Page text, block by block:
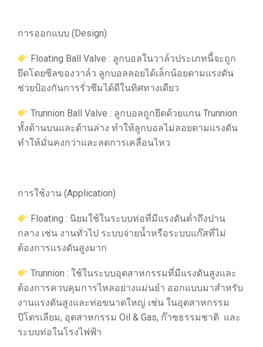
การออกแบบ (Design)
Floating Ball Valve : ลูกบอลในวาล์วประเภทนี้จะถูก
ยึดโดยซีลของวาล์ว ลูกบอลลอยได้เล็กน้อยตามแรงดัน
ช่วยป้องกันการรั่วซึมได้ดีในทิศทางเดียว
Trunnion Ball Valve : ลูกบอลถูกยึดด้วยแกน Trunnion
ทั้งด้านบนและด้านล่าง ทำให้ลูกบอลไม่ลอยตามแรงดัน
ทำให้มั่นคงกว่าและลดการเคลื่อนไหว
การใช้งาน (Application)
Floating : นิยมใช้ในระบบท่อที่มีแรงดันต่ำถึงปาน
กลาง เช่น งานทั่วไป ระบบจ่ายน้ำหรือระบบแก๊สที่ไม่
ต้องการแรงดันสูงมาก
Trunnion : ใช้ในระบบอุตสาหกรรมที่มีแรงดันสูงและ
ต้องการควบคุมการไหลอย่างแม่นยำ ออกแบบมาสำหรับ
งานแรงดันสูงและท่อขนาดใหญ่ เช่น ในอุตสาหกรรม
ปิโตรเลียม, อุตสาหกรรม Oil & Gas, ก๊าซธรรมชาติ และ
ระบบท่อในโรงไฟฟ้า